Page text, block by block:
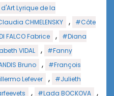
Lyrique de la
CHMELENSKY ,
#Côte
FALCO Fabrice ,
#Diana
VIDAL ,
#Fanny
Bruno ,
#François
Lefever ,
#Julieth
, #Lada BOCKOVA ,